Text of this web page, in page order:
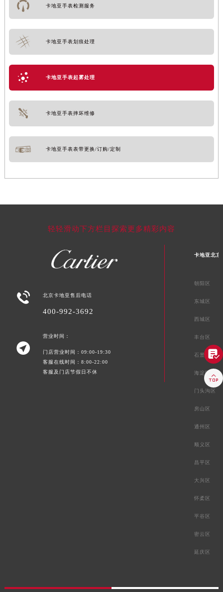
卡地亚手表检测服务
卡地亚手表划痕处理
卡地亚手表起雾处理
卡地亚手表摔坏维修
卡地亚手表表带更换/订购/定制
轻轻滑动下方栏目探索更多精彩内容
 北京卡地亚售后电话
400-992-3692

营业时间：
门店营业时间：09:00-19:30
客服在线时间：8:00-22:00
客服及门店节假日不休
卡地亚北京
朝阳区
东城区
西城区
丰台区
石景山区
海淀区
门头沟区
房山区
通州区
顺义区
昌平区
大兴区
怀柔区
平谷区
密云区
延庆区

